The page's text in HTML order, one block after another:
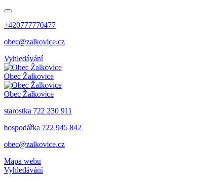
+420777770477
obec@zalkovice.cz
Vyhledávání
Obec Žalkovice
Obec Žalkovice
starostka 722 230 911
hospodářka 722 945 842
obec@zalkovice.cz
Mapa webu
Vyhledávání